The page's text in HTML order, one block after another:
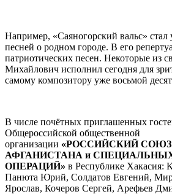
Например, «Саяногорский вальс»
песней о родном городе. В его
патриотических песен. Некоторые из
Михайлович исполнил сегодня для
самому композитору уже восьмой
В числе почётных приглашенных
Общероссийской общественной
организации «РОССИЙСКИЙ СОЮЗ
АФГАНИСТАНА и
ОПЕРАЦИЙ» в Республике Хакасия:
Панюта Юрий, Солдатов Евгений,
Ярослав, Кочеров Сергей, Арефьев